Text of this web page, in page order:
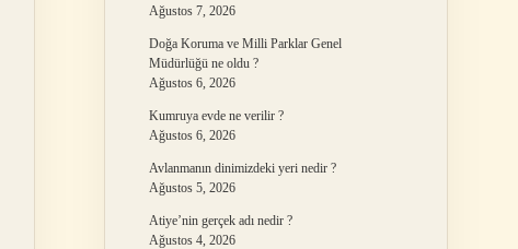
Ağustos 7, 2026
Doğa Koruma ve Milli Parklar Genel
Müdürlüğü ne oldu ?
Ağustos 6, 2026
Kumruya evde ne verilir ?
Ağustos 6, 2026
Avlanmanın dinimizdeki yeri nedir ?
Ağustos 5, 2026
Atiye’nin gerçek adı nedir ?
Ağustos 4, 2026